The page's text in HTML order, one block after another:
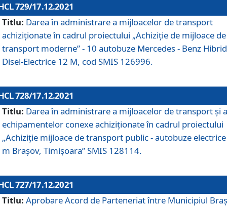
729/17.12.2021
Titlu: Darea în administrare a mijloacelor de transport
achiziționate în cadrul proiectului „Achiziţie de mijloace de
transport moderne” - 10 autobuze Mercedes - Benz Hibrid
Disel-Electrice 12 M, cod SMIS 126996.
728/17.12.2021
Titlu: Darea în administrare a mijloacelor de transport și a
echipamentelor conexe achiziționate în cadrul proiectului
„Achiziție mijloace de transport public - autobuze
m Brașov, Timișoara” SMIS 128114.
727/17.12.2021
Titlu: Aprobare Acord de Parteneriat între Municipiul